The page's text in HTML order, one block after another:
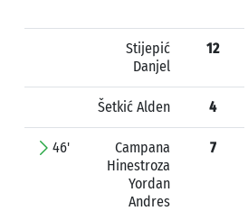
Stijepić
Danjel
12
Šetkić Alden 4
46'
Campana
Hinestroza
Yordan
Andres
7